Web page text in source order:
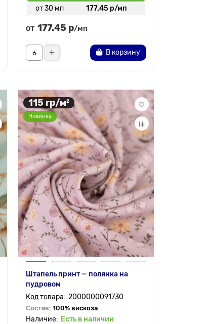
от 30 мп
177.45 р/мп
от 177.45 р/мп
В корзину
115 гр/м²
Новинка
Штапель принт — полянка на
пудровом
2000000091730
Состав: 100% вискоза
Есть в наличии